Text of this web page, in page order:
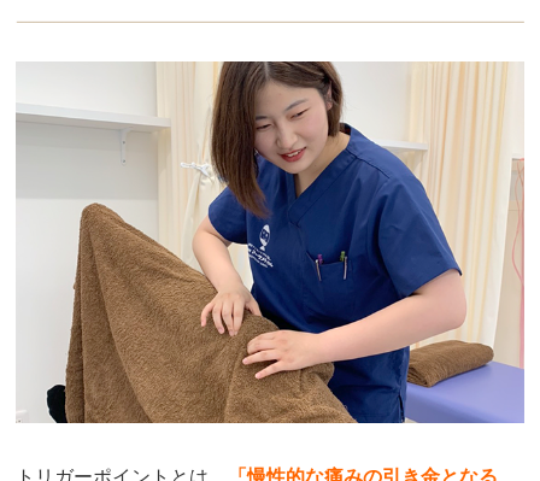
利用できるので、一個の悩みが解決したら次の悩み
を、と、通っていたら、明らかに、姿勢が良くな
り、体の調子が良くなっている事が実感できます。
色々な整骨院さんに通ってきましたが、こちらは継
続して通いたいおすすめの整骨院さんです。
hm
6 か月前
膝の痛みで来院しました。
歩くにも支障があり、普段の生活にも影響が出てい
ました。
ホームページで見て職場が近かったため行ったので
トリガーポイントとは、 「慢性的な痛みの引き金となる